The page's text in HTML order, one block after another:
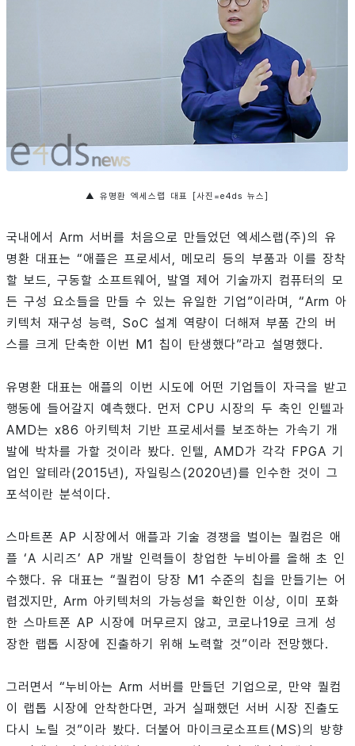
▲ 유명환 엑세스랩 대표 [사진=e4ds 뉴스]
국내에서 Arm 서버를 처음으로 만들었던 엑세스랩(주)의 유
명환 대표는 “애플은 프로세서, 메모리 등의 부품과 이를 장착
할 보드, 구동할 소프트웨어, 발열 제어 기술까지 컴퓨터의 모
든 구성 요소들을 만들 수 있는 유일한 기업”이라며, “Arm 아
키텍처 재구성 능력, SoC 설계 역량이 더해져 부품 간의 버
스를 크게 단축한 이번 M1 칩이 탄생했다”라고 설명했다.
유명환 대표는 애플의 이번 시도에 어떤 기업들이 자극을 받고
행동에 들어갈지 예측했다. 먼저 CPU 시장의 두 축인 인텔과
AMD는 x86 아키텍처 기반 프로세서를 보조하는 가속기 개
발에 박차를 가할 것이라 봤다. 인텔, AMD가 각각 FPGA 기
업인 알테라(2015년), 자일링스(2020년)를 인수한 것이 그
포석이란 분석이다.
스마트폰 AP 시장에서 애플과 기술 경쟁을 벌이는 퀄컴은 애
플 ‘A 시리즈’ AP 개발 인력들이 창업한 누비아를 올해 초 인
수했다. 유 대표는 “퀄컴이 당장 M1 수준의 칩을 만들기는 어
렵겠지만, Arm 아키텍처의 가능성을 확인한 이상, 이미 포화
한 스마트폰 AP 시장에 머무르지 않고, 코로나19로 크게 성
장한 랩톱 시장에 진출하기 위해 노력할 것”이라 전망했다.
그러면서 “누비아는 Arm 서버를 만들던 기업으로, 만약 퀄컴
이 랩톱 시장에 안착한다면, 과거 실패했던 서버 시장 진출도
다시 노릴 것”이라 봤다. 더불어 마이크로소프트(MS)의 방향